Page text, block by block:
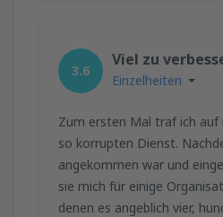
3.6
Viel zu
Einzelheiten
Zum ersten Mal traf ich auf
so korrupten Dienst.
angekommen war und
sie mich für einige
denen es angeblich vier,